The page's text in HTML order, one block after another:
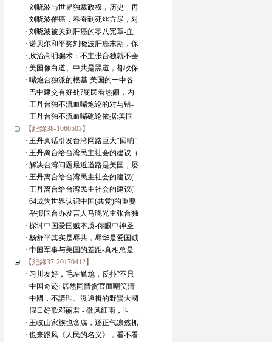
· 刘晓波与世界独裁政权，历史一再
· 刘晓波罹癌，春蚕到死丝方尽，对
· 刘晓波被关到肝癌的零八宪章-血
· 诺贝尔和平奖刘晓波肝癌末期，保
· 政治高明骗术：不主张台独就不会
· 美国像白道、中共是黑道，都收保
· 嘴炮台独派的根基-美国的一中各
· 巴中建交有好处?屁民看热闹，内
· 王丹台独不流血嘴炮论的对与错-
· 王丹台独不流血嘴砲论依据:美国
【紀錄38-1060503】
· 王丹真话引发台湾网路巨大“回响”
· 王丹离台给台湾民主社会的建议（
· 解决台湾问题最近道路是美国，屡
· 王丹离台给台湾民主社会的建议(
· 王丹离台给台湾民主社会的建议(
· 64成为世界认识中国(共党)的重要
· 举报国台办发言人马晓光主张台独
· 探讨中国爱国贼本质-你眼中神圣
· 杨舒平其实是辱共，辱华是爱国贼
· 中国军事与美国的差距-真相总是
【紀錄37-20170412】
· 习川友好，毛左尴尬，反扑?不只
· 中国奇迹: 居然同情贪官而嘲笑清
· 中國，不講理、沒邏輯的野蠻大國
· 假日好歌邓丽君 - 微风细雨，世
· 王岐山家族也贪腐，还正气凛然抓
· 也来跟风《人民的名义》，看不看